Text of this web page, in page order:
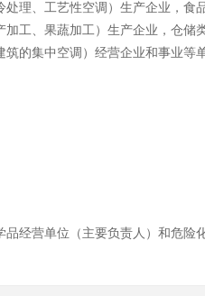
理、工艺性空调）生产企业，食
工、果蔬加工）生产企业，仓储
的集中空调）经营企业和事业等
经营单位（主要负责人）和危险